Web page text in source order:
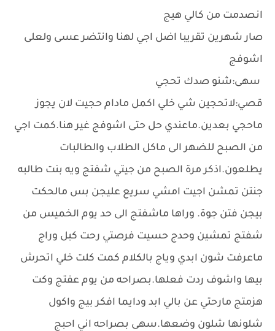
انصدمت من كالي هيج
صار شهرين تقريبا اضل اجي لهنا وانتضر عسى ولعلى
اشوفج
سهى:شنو صدك تحجي
قصي:لاتحجين شي خلي اكمل مادام حجيت لان يجوز
ماحجي بعدين.ماعندي حل حتى اشوفج غير هنا.كمت اجي
من الصبح للضهر الى ماكل الطلاب والطالبات
يطلعون.اذكر مرة الصبح من جيتي شفتج ويه بنت طالبه
جنتن تمشن اجيت امشي سريع عليجن بس مالحكت
بيجن فتن جوة. وراها ماشفتج الى حد يوم الخميس من
شفتج تمشين وحدج حسيت فرصتي رحت كبل وراج
ماعرفت شون ابدي وياج بالكلام كمت كلت خلي اتحرش
بيها واشوف ردت فعلها.بصراحه من يوم عفتج وكت
هزمتج مارحتي عن بالي ابد ودايما افكر بيج واكول
شلونها شلون وضعها.سهى بصراحه اني احبج